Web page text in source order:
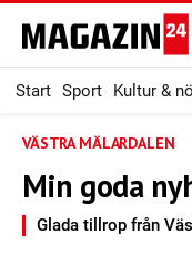
Start Sport Kultur &
VÄSTRA MÄLARDALEN
Min goda
Glada tillrop från